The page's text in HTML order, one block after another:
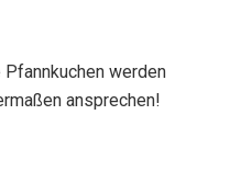
werden
ansprechen!